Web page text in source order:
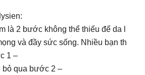
là 2 bước không thể thiếu để da l
và đầy sức sống. Nhiều bạn th
1 –
bỏ qua bước 2 –